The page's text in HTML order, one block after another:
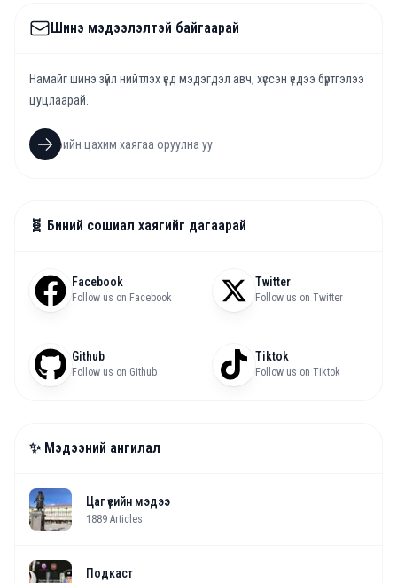
Шинэ мэдээлэлтэй байгаарай
Намайг шинэ зүйл нийтлэх үед мэдэгдэл авч, хүссэн үедээ бүртгэлээ
цуцлаарай.
🧬 Биний сошиал хаягийг дагаарай
Facebook
Follow us on Facebook
Twitter
Follow us on Twitter
Github
Follow us on Github
Tiktok
Follow us on Tiktok
✨ Мэдээний ангилал
Цаг үеийн мэдээ
1889 Articles
Подкаст